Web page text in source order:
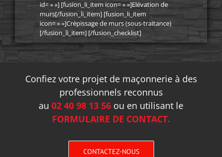
id= » »] [fusion_li_item icon= » »]Elévation de
murs[/fusion_li_item] [fusion_li_item
icon= » »]Crépissage de murs (sous-traitance)
[/fusion_li_item] [/fusion_checklist]
Confiez votre projet de maçonnerie à des
professionnels reconnus
au 02 40 98 13 56 ou en utilisant le
FORMULAIRE DE CONTACT.
CONTACTEZ-NOUS